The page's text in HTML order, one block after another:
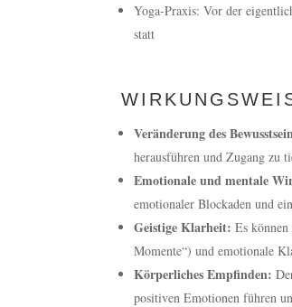
Yoga-Praxis: Vor der
statt
Veränderung des
herausführen und Zugang zu
Emotionale und mentale
emotionaler Blockaden und
Geistige Klarheit: Es
Momente“) und emotionale
Körperliches Empfinden:
positiven Emotionen führen